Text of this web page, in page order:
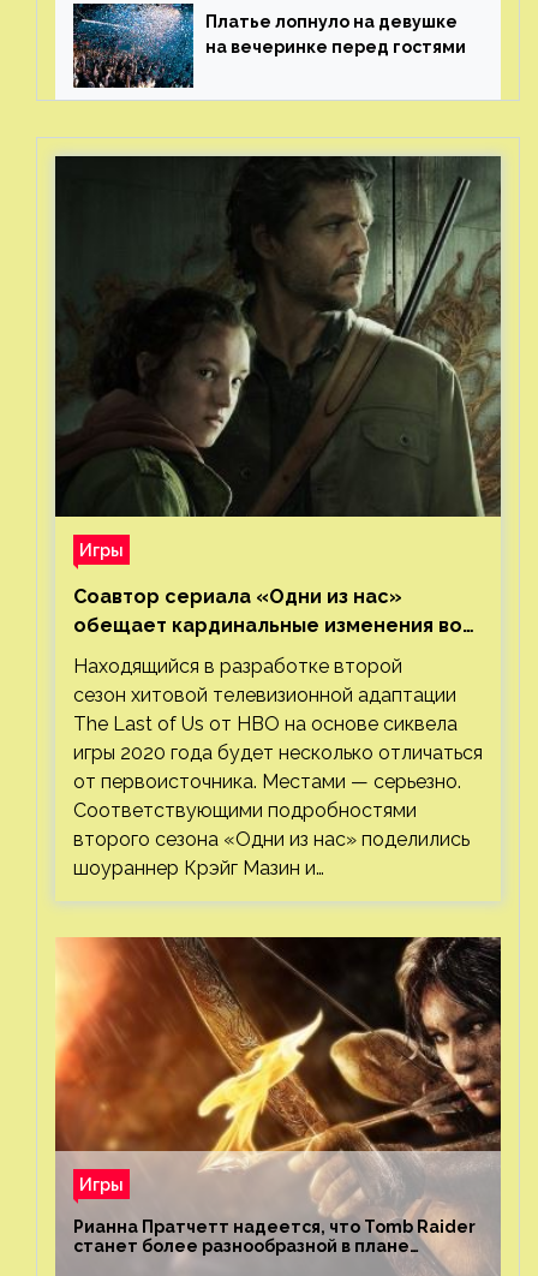
Платье лопнуло на девушке
на вечеринке перед гостями
Игры
Соавтор сериала «Одни из нас»
обещает кардинальные изменения во
втором сезоне
Находящийся в разработке второй
сезон хитовой телевизионной адаптации
The Last of Us от HBO на основе сиквела
игры 2020 года будет несколько отличаться
от первоисточника. Местами — серьезно.
Соответствующими подробностями
второго сезона «Одни из нас» поделились
шоураннер Крэйг Мазин и…
Игры
Рианна Пратчетт надеется, что Tomb Raider
станет более разнообразной в плане
репрезентации